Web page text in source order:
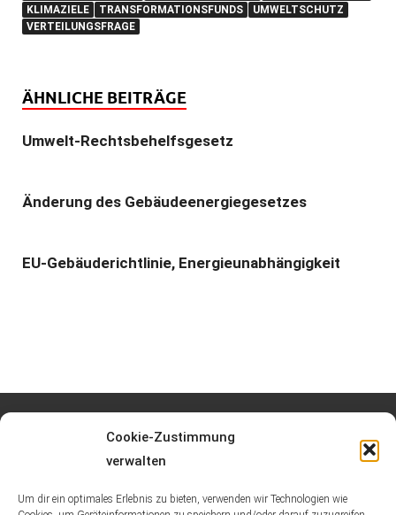
Cookie-Zustimmung
verwalten
Um dir ein optimales Erlebnis zu bieten, verwenden wir Technologien wie
KLIMAZIELE
TRANSFORMATIONSFUNDS
UMWELTSCHUTZ
VERTEILUNGSFRAGE
ÄHNLICHE BEITRÄGE
Umwelt-Rechtsbehelfsgesetz
Änderung des Gebäudeenergiegesetzes
EU-Gebäuderichtlinie, Energieunabhängigkeit